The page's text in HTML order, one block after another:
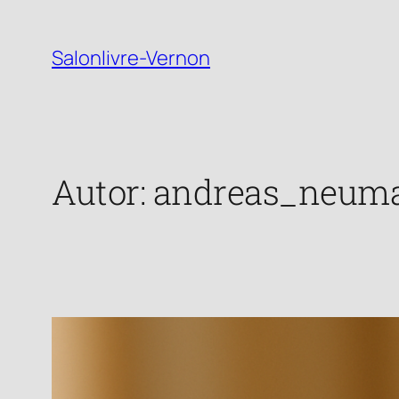
Inhalt
springen
Salonlivre-Vernon
Autor: